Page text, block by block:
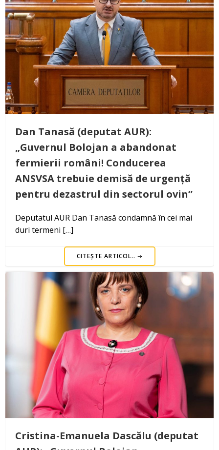
Dan Tanasă (deputat AUR):
„Guvernul Bolojan a abandonat
fermierii români! Conducerea
ANSVSA trebuie demisă de urgență
pentru dezastrul din sectorul ovin”
Deputatul AUR Dan Tanasă condamnă în cei mai
duri termeni […]
CITEȘTE ARTICOL..
Cristina-Emanuela Dascălu (deputat